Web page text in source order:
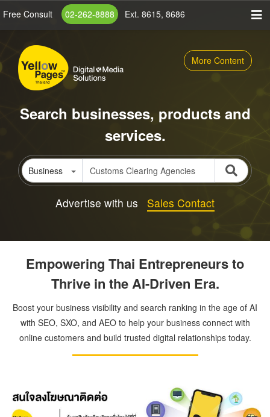
content
Free Consult 02-262-8888 Ext. 8615, 8686
More Content
Search businesses, products and
services.
Business
Advertise with us Sales Contact
Empowering Thai Entrepreneurs to
Thrive in the AI-Driven Era.
Boost your business visibility and search ranking in the age of AI
with SEO, SXO, and AEO to help your business connect with
online customers and build trusted digital relationships today.